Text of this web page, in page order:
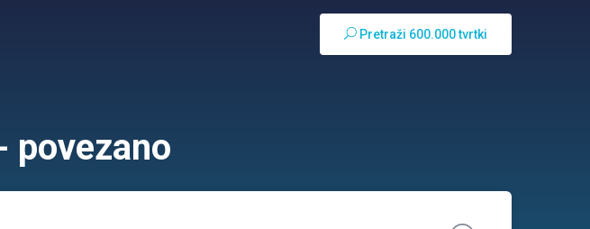
Pretraži 600.000 tvrtki
povezano